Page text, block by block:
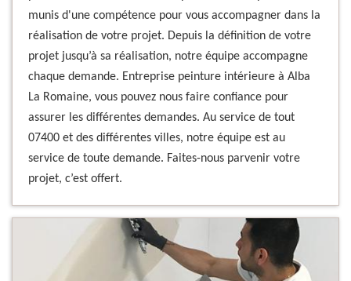
munis d'une compétence pour vous accompagner dans la
réalisation de votre projet. Depuis la définition de votre
projet jusqu’à sa réalisation, notre équipe accompagne
chaque demande. Entreprise peinture intérieure à Alba
La Romaine, vous pouvez nous faire confiance pour
assurer les différentes demandes. Au service de tout
07400 et des différentes villes, notre équipe est au
service de toute demande. Faites-nous parvenir votre
projet, c’est offert.